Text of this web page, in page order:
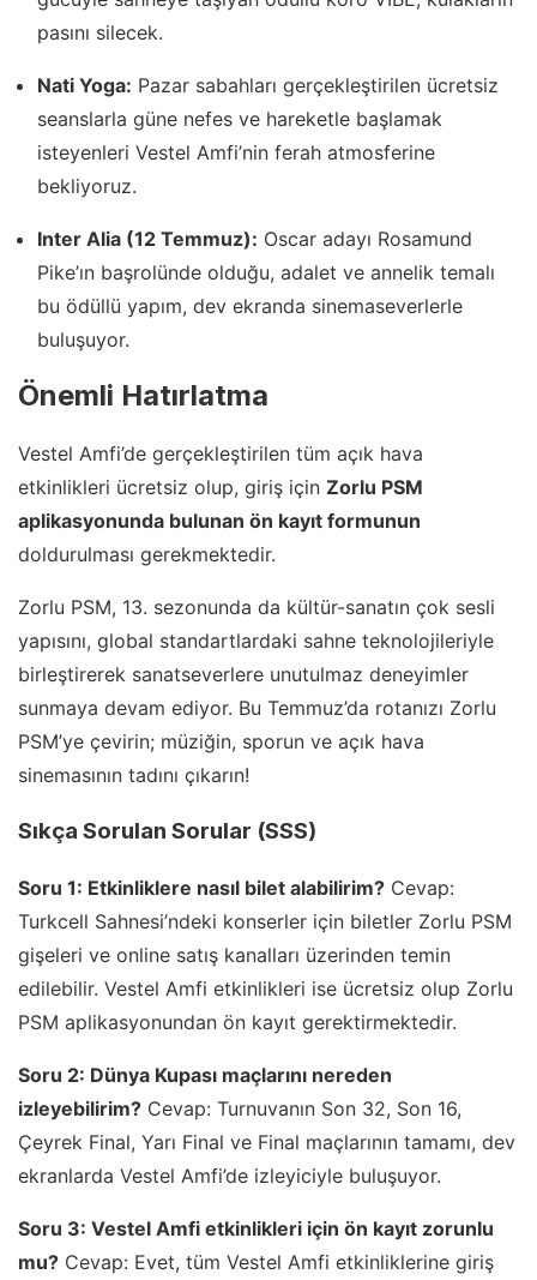
pasını silecek.
Nati Yoga: Pazar sabahları gerçekleştirilen ücretsiz
seanslarla güne nefes ve hareketle başlamak
isteyenleri Vestel Amfi’nin ferah atmosferine
bekliyoruz.
Inter Alia (12 Temmuz): Oscar adayı Rosamund
Pike’ın başrolünde olduğu, adalet ve annelik temalı
bu ödüllü yapım, dev ekranda sinemaseverlerle
buluşuyor.
Önemli Hatırlatma
Vestel Amfi’de gerçekleştirilen tüm açık hava
etkinlikleri ücretsiz olup, giriş için Zorlu PSM
aplikasyonunda bulunan ön kayıt formunun
doldurulması gerekmektedir.
Zorlu PSM, 13. sezonunda da kültür-sanatın çok sesli
yapısını, global standartlardaki sahne teknolojileriyle
birleştirerek sanatseverlere unutulmaz deneyimler
sunmaya devam ediyor. Bu Temmuz’da rotanızı Zorlu
PSM’ye çevirin; müziğin, sporun ve açık hava
sinemasının tadını çıkarın!
Sıkça Sorulan Sorular (SSS)
Soru 1: Etkinliklere nasıl bilet alabilirim? Cevap:
Turkcell Sahnesi’ndeki konserler için biletler Zorlu PSM
gişeleri ve online satış kanalları üzerinden temin
edilebilir. Vestel Amfi etkinlikleri ise ücretsiz olup Zorlu
PSM aplikasyonundan ön kayıt gerektirmektedir.
Soru 2: Dünya Kupası maçlarını nereden
izleyebilirim? Cevap: Turnuvanın Son 32, Son 16,
Çeyrek Final, Yarı Final ve Final maçlarının tamamı, dev
ekranlarda Vestel Amfi’de izleyiciyle buluşuyor.
Soru 3: Vestel Amfi etkinlikleri için ön kayıt zorunlu
mu? Cevap: Evet, tüm Vestel Amfi etkinliklerine giriş